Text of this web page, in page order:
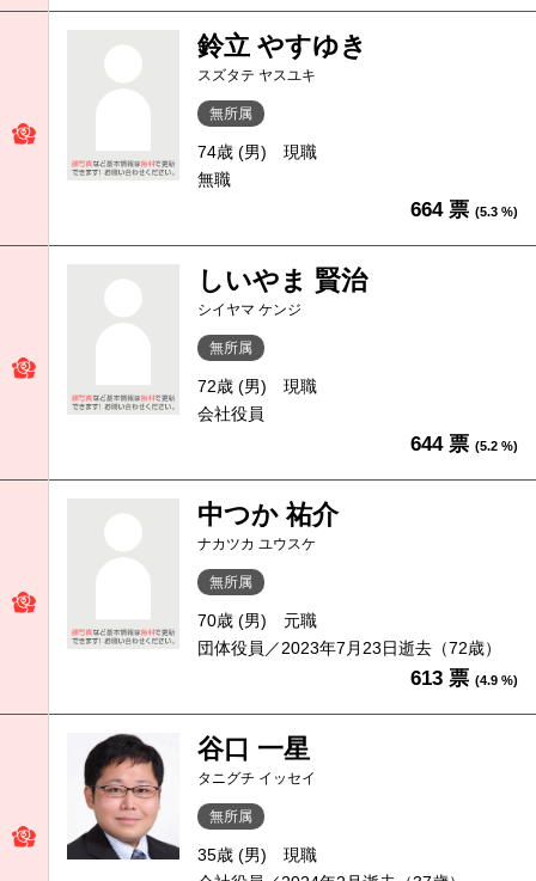
鈴立 やすゆき
スズタテ ヤスユキ
無所属
74歳 (男)
現職
無職
664 票 (5.3 %)
しいやま 賢治
シイヤマ ケンジ
無所属
72歳 (男)
現職
会社役員
644 票 (5.2 %)
中つか 祐介
ナカツカ ユウスケ
無所属
70歳 (男)
元職
団体役員／2023年7月23日逝去（72歳）
613 票 (4.9 %)
谷口 一星
タニグチ イッセイ
無所属
35歳 (男)
現職